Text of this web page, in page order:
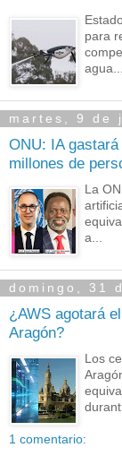
para
agua....
martes, 9 de
ONU: IA
millones de
La
a...
domingo, 31
¿AWS agotará
Aragón?
Los
1 comentario: